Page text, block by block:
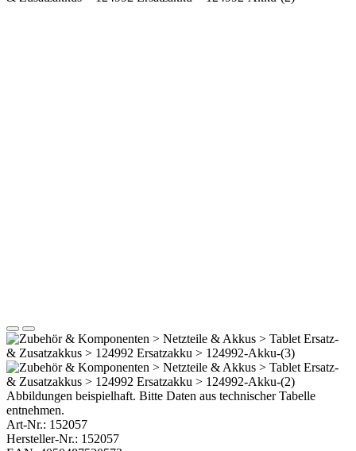
Abbildungen beispielhaft. Bitte Daten aus technischer Tabelle
entnehmen.
Art-Nr.: 152057
Hersteller-Nr.: 152057